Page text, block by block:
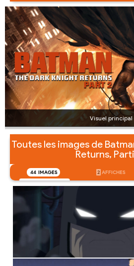
Visuel principal
Toutes les images de
Returns,
44 IMAGES 2 AFFICHES